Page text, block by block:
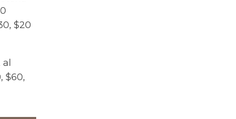
$20
al
$60,